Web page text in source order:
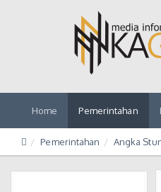
Home Pemerintahan
Pemerintahan Angka